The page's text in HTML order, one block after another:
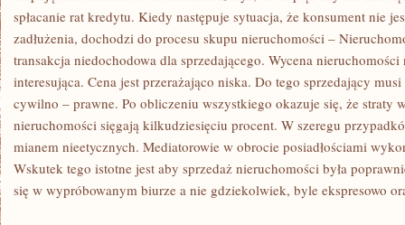
spłacanie rat kredytu. Kiedy następuje sytuacja, że konsument nie
zadłużenia, dochodzi do procesu skupu nieruchomości –
transakcja niedochodowa dla sprzedającego. Wycena
interesująca. Cena jest przerażająco niska. Do tego sprzedający
cywilno – prawne. Po obliczeniu wszystkiego okazuje się, że straty
nieruchomości sięgają kilkudziesięciu procent. W szeregu
mianem nieetycznych. Mediatorowie w obrocie posiadłościami
Wskutek tego istotne jest aby sprzedaż nieruchomości była
się w wypróbowanym biurze a nie gdziekolwiek, byle ekspresowo